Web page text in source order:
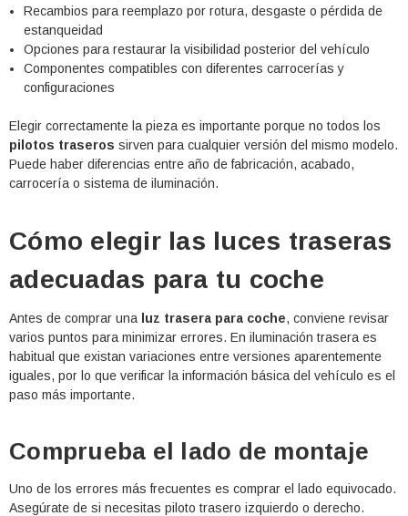
Recambios para reemplazo por rotura, desgaste o pérdida de
estanqueidad
Opciones para restaurar la visibilidad posterior del vehículo
Componentes compatibles con diferentes carrocerías y
configuraciones
Elegir correctamente la pieza es importante porque no todos los
pilotos traseros sirven para cualquier versión del mismo modelo.
Puede haber diferencias entre año de fabricación, acabado,
carrocería o sistema de iluminación.
Cómo elegir las luces traseras
adecuadas para tu coche
Antes de comprar una luz trasera para coche, conviene revisar
varios puntos para minimizar errores. En iluminación trasera es
habitual que existan variaciones entre versiones aparentemente
iguales, por lo que verificar la información básica del vehículo es el
paso más importante.
Comprueba el lado de montaje
Uno de los errores más frecuentes es comprar el lado equivocado.
Asegúrate de si necesitas piloto trasero izquierdo o derecho.